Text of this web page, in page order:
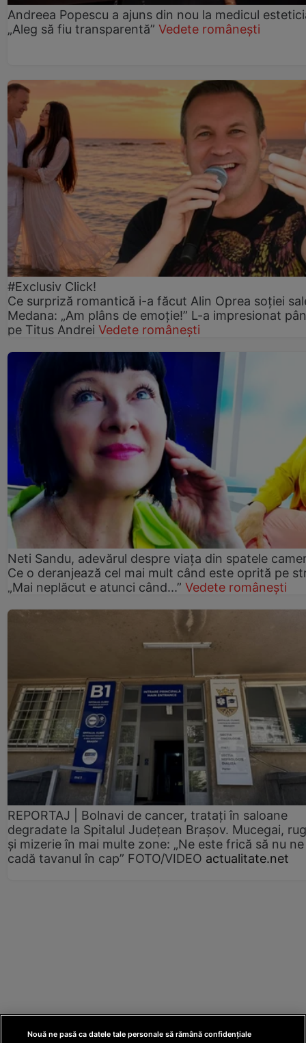
Andreea Popescu a ajuns din nou la medicul
„Aleg să fiu transparentă” Vedete românești
#Exclusiv Click!
Ce surpriză romantică i-a făcut Alin Oprea soției
Medana: „Am plâns de emoție!” L-a impresionat
pe Titus Andrei Vedete românești
Neti Sandu, adevărul despre viața din spatele
Ce o deranjează cel mai mult când este oprită pe
„Mai neplăcut e atunci când...” Vedete românești
REPORTAJ | Bolnavi de cancer, tratați în saloane
degradate la Spitalul Județean Brașov. Mucegai,
și mizerie în mai multe zone: „Ne este frică să nu ne
cadă tavanul în cap” FOTO/VIDEO actualitate.net
Nouă ne pasă ca datele tale personale să rămână confidențiale